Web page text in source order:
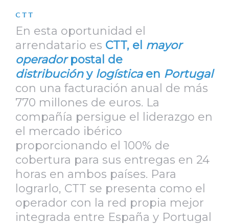
CTT
En esta oportunidad el
arrendatario es CTT, el mayor
operadorpostal de
distribucióny logísticaen Portugal
con una facturación anual de más
770 millones de euros. La
compañía persigue el liderazgo en
el mercado ibérico
proporcionando el 100% de
cobertura para sus entregas en 24
horas en ambos países. Para
lograrlo, CTT se presenta como el
operador con la red propia mejor
integrada entre España y Portugal